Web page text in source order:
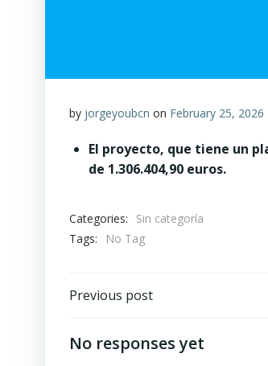
by jorgeyoubcn on February 25, 2026
El proyecto, que tiene un
de 1.306.404,90 euros.
Categories:
Sin categoría
Tags:
No Tag
Post
navigation
Previous post
No responses yet